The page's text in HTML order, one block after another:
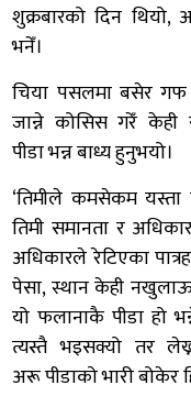
शुक्रबारको दिन थियो,
भनेँ।
चिया पसलमा बसेर गफ
जान्ने कोसिस गरेँ केही
पीडा भन्न बाध्य हुनुभयो।
‘तिमीले कमसेकम
तिमी समानता र
अधिकारले रेटिएका
पेसा, स्थान केही
यो फलानाकै पीडा हो
त्यस्तै भइसक्यो तर
अरू पीडाको भारी बोकेर